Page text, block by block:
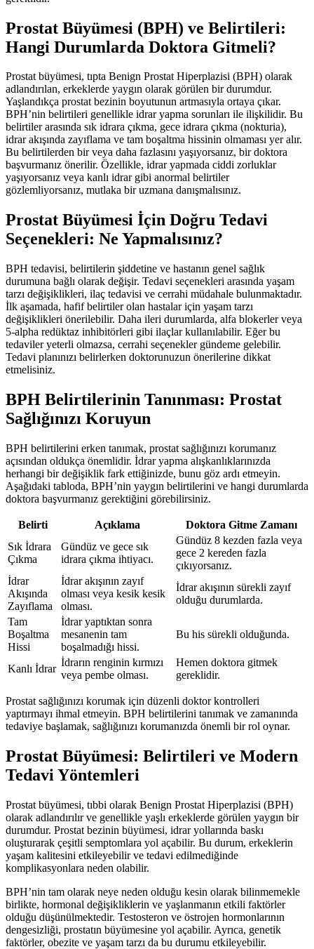
Prostat Büyümesi (BPH) ve Belirtileri:
Hangi Durumlarda Doktora Gitmeli?
Prostat büyümesi, tıpta Benign Prostat Hiperplazisi (BPH) olarak
adlandırılan, erkeklerde yaygın olarak görülen bir durumdur.
Yaşlandıkça prostat bezinin boyutunun artmasıyla ortaya çıkar.
BPH’nin belirtileri genellikle idrar yapma sorunları ile ilişkilidir. Bu
belirtiler arasında sık idrara çıkma, gece idrara çıkma (nokturia),
idrar akışında zayıflama ve tam boşaltma hissinin olmaması yer alır.
Bu belirtilerden bir veya daha fazlasını yaşıyorsanız, bir doktora
başvurmanız önerilir. Özellikle, idrar yapmada ciddi zorluklar
yaşıyorsanız veya kanlı idrar gibi anormal belirtiler
gözlemliyorsanız, mutlaka bir uzmana danışmalısınız.
Prostat Büyümesi İçin Doğru Tedavi
Seçenekleri: Ne Yapmalısınız?
BPH tedavisi, belirtilerin şiddetine ve hastanın genel sağlık
durumuna bağlı olarak değişir. Tedavi seçenekleri arasında yaşam
tarzı değişiklikleri, ilaç tedavisi ve cerrahi müdahale bulunmaktadır.
İlk aşamada, hafif belirtiler olan hastalar için yaşam tarzı
değişiklikleri önerilebilir. Daha ileri durumlarda, alfa blokerler veya
5-alpha redüktaz inhibitörleri gibi ilaçlar kullanılabilir. Eğer bu
tedaviler yeterli olmazsa, cerrahi seçenekler gündeme gelebilir.
Tedavi planınızı belirlerken doktorunuzun önerilerine dikkat
etmelisiniz.
BPH Belirtilerinin Tanınması: Prostat
Sağlığınızı Koruyun
BPH belirtilerini erken tanımak, prostat sağlığınızı korumanız
açısından oldukça önemlidir. İdrar yapma alışkanlıklarınızda
herhangi bir değişiklik fark ettiğinizde, bunu göz ardı etmeyin.
Aşağıdaki tabloda, BPH’nin yaygın belirtilerini ve hangi durumlarda
doktora başvurmanız gerektiğini görebilirsiniz.
Belirti Açıklama
Doktora Gitme Zamanı
Sık İdrara
Çıkma
Gündüz ve gece sık
idrara çıkma ihtiyacı.
Gündüz 8 kezden fazla veya
gece 2 kereden fazla
çıkıyorsanız.
İdrar
Akışında
Zayıflama
İdrar akışının zayıf
olması veya kesik kesik
olması.
İdrar akışının sürekli zayıf
olduğu durumlarda.
Tam
Boşaltma
Hissi
İdrar yaptıktan sonra
mesanenin tam
boşalmadığı hissi.
Bu his sürekli olduğunda.
Kanlı İdrar
İdrarın renginin kırmızı
veya pembe olması.
Hemen doktora gitmek
gereklidir.
Prostat sağlığınızı korumak için düzenli doktor kontrolleri
yaptırmayı ihmal etmeyin. BPH belirtilerini tanımak ve zamanında
tedaviye başlamak, sağlığınızı korumanızda önemli bir rol oynar.
Prostat Büyümesi: Belirtileri ve Modern
Tedavi Yöntemleri
Prostat büyümesi, tıbbi olarak Benign Prostat Hiperplazisi (BPH)
olarak adlandırılır ve genellikle yaşlı erkeklerde görülen yaygın bir
durumdur. Prostat bezinin büyümesi, idrar yollarında baskı
oluşturarak çeşitli semptomlara yol açabilir. Bu durum, erkeklerin
yaşam kalitesini etkileyebilir ve tedavi edilmediğinde
komplikasyonlara neden olabilir.
BPH’nin tam olarak neye neden olduğu kesin olarak bilinmemekle
birlikte, hormonal değişikliklerin ve yaşlanmanın etkili faktörler
olduğu düşünülmektedir. Testosteron ve östrojen hormonlarının
dengesizliği, prostatın büyümesine yol açabilir. Ayrıca, genetik
faktörler, obezite ve yaşam tarzı da bu durumu etkileyebilir.